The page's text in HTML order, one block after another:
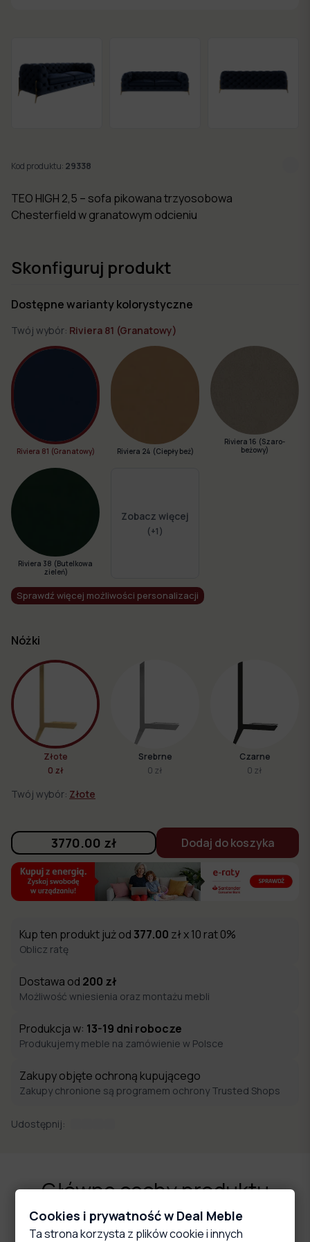
Nowości
Kolekcje
Kod produktu: 29338
TEO HIGH 2,5 – sofa pikowana trzyosobowa
Chesterfield w granatowym odcieniu
Skonfiguruj produkt
Dostępne warianty kolorystyczne
Twój wybór: Riviera 81 (Granatowy)
Riviera 81 (Granatowy) Riviera 24 (Ciepły beż)
Riviera 16 (Szaro-
beżowy)
Riviera 38 (Butelkowa
zieleń)
Zobacz więcej
(+1)
Sprawdź więcej możliwości personalizacji
Nóżki
Złote
0 zł
Srebrne
0 zł
Czarne
0 zł
Twój wybór: Złote
3770.00 zł Dodaj do koszyka
Kup ten produkt już od 377.00 zł x 10 rat 0%
Oblicz ratę
Dostawa od 200 zł
Możliwość wniesienia oraz montażu mebli
Produkcja w: 13-19 dni robocze
Produkujemy meble na zamówienie w Polsce
Zakupy objęte ochroną kupującego
Zakupy chronione są programem ochrony Trusted Shops
Udostępnij:
Główne cechy produktu
Cookies i prywatność w Deal Meble
Ta strona korzysta z plików cookie i innych